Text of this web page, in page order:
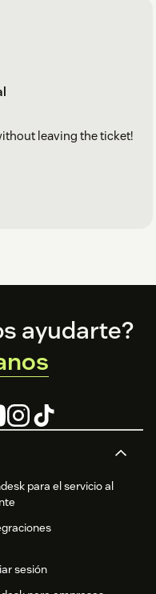
leaving the ticket!
para el servicio al
sesión
ayudarte?